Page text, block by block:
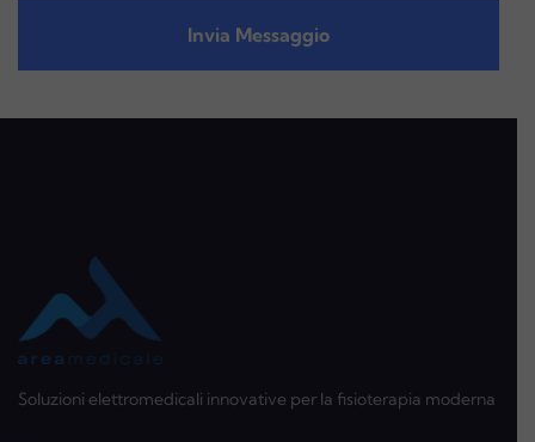
Soluzioni elettromedicali innovative per la fisioterapia moderna